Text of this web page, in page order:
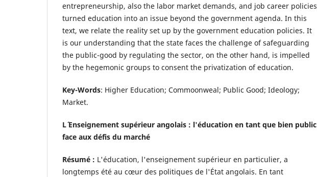
entrepreneurship, also the labor market demands, and job career policies
turned education into an issue beyond the government agenda. In this
text, we relate the reality set up by the government education policies. It
is our understanding that the state faces the challenge of safeguarding
the public-good by regulating the sector, on the other hand, is impelled
by the hegemonic groups to consent the privatization of education.
Key-Words: Higher Education; Commoonweal; Public Good; Ideology;
Market.
L´ Enseignement supérieur angolais : l'éducation en tant que bien public
face aux défis du marché
Résumé : L'éducation, l'enseignement supérieur en particulier, a
longtemps été au cœur des politiques de l'État angolais. En tant